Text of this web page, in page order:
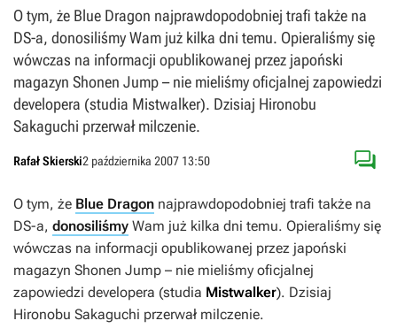
O tym, że Blue Dragon najprawdopodobniej trafi także na
DS-a, donosiliśmy Wam już kilka dni temu. Opieraliśmy się
wówczas na informacji opublikowanej przez japoński
magazyn Shonen Jump – nie mieliśmy oficjalnej zapowiedzi
developera (studia Mistwalker). Dzisiaj Hironobu
Sakaguchi przerwał milczenie.
Rafał Skierski2 października 2007 13:50 
O tym, że Blue Dragon najprawdopodobniej trafi także na
DS-a, donosiliśmy Wam już kilka dni temu. Opieraliśmy się
wówczas na informacji opublikowanej przez japoński
magazyn Shonen Jump – nie mieliśmy oficjalnej
zapowiedzi developera (studia Mistwalker). Dzisiaj
Hironobu Sakaguchi przerwał milczenie.